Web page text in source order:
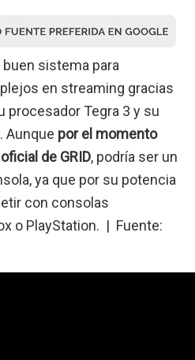
buen sistema para
en streaming gracias
procesador Tegra 3 y su
Aunque por el momento
de GRID, podría ser un
ya que por su potencia
con consolas
o PlayStation. | Fuente: